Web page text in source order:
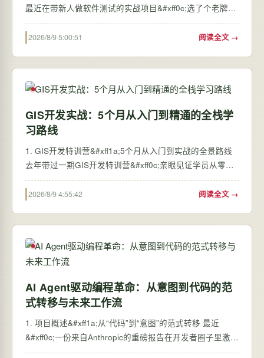
最近在带新人做软件测试的实战项目&#xff0c;选了个老牌但
依然有生命力的靶子——ECShop电子商务系统。这个项目
标题“ECShop电子商务系统__软件测试作业”背后&#xff0c;
2026/8/9 5:00:51 阅读全文 →
GIS开发实战：5个月从入门到精通的全栈学
习路线
1. GIS开发特训营&#xff1a;5个月从入门到实战的全景路线
去年带过一期GIS开发特训营&#xff0c;亲眼见证学员从零基
础到能独立完成空间分析项目的蜕变。这个5个月的学习计
划不是拍脑袋决定的——它浓缩了企业招聘需求和实际项
2026/8/9 4:55:42 阅读全文 →
AI Agent驱动编程革命：从意图到代码的范
式转移与未来工作流
1. 项目概述&#xff1a;从“代码”到“意图”的范式转移 最近
&#xff0c;一份来自Anthropic的重磅报告在开发者圈子里激起
了不小的波澜。报告的核心观点直指人心&#xff1a;到2026